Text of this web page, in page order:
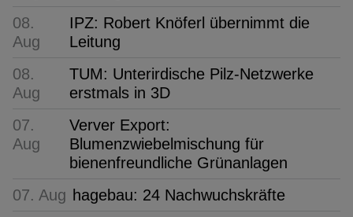
08.
Aug
IPZ: Robert Knöferl übernimmt die
Leitung
08.
Aug
TUM: Unterirdische Pilz-Netzwerke
erstmals in 3D
07.
Aug
Verver Export:
Blumenzwiebelmischung für
bienenfreundliche Grünanlagen
07. Aug hagebau: 24 Nachwuchskräfte